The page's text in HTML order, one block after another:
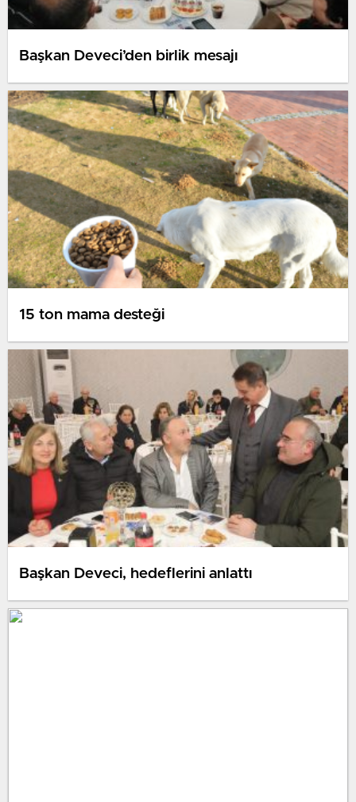
Başkan Deveci’den birlik mesajı
15 ton mama desteği
Başkan Deveci, hedeflerini anlattı